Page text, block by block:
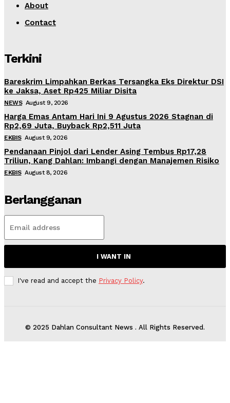
About
Contact
Terkini
Bareskrim Limpahkan Berkas Tersangka Eks Direktur DSI
ke Jaksa, Aset Rp425 Miliar Disita
NEWS August 9, 2026
Harga Emas Antam Hari Ini 9 Agustus 2026 Stagnan di
Rp2,69 Juta, Buyback Rp2,511 Juta
EKBIS August 9, 2026
Pendanaan Pinjol dari Lender Asing Tembus Rp17,28
Triliun, Kang Dahlan: Imbangi dengan Manajemen Risiko
EKBIS August 8, 2026
Berlangganan
I WANT IN
I've read and accept the Privacy Policy.
© 2025 Dahlan Consultant News . All Rights Reserved.